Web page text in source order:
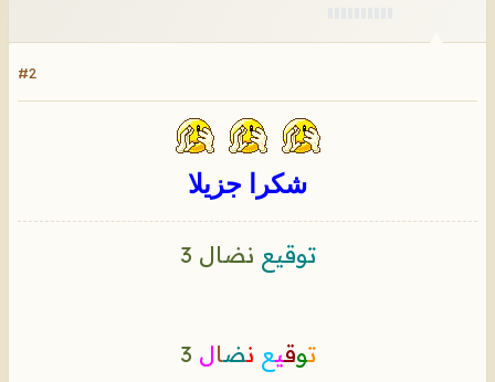
#2
شكرا جزيلا
توقيع نضال 3
توقيع نضال 3